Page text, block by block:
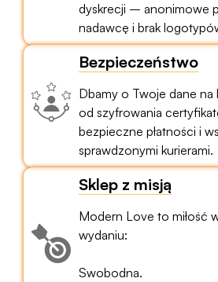
dyskrecji – anonimowe
nadawcę i brak
Bezpieczeństwo
Dbamy o Twoje dane
od szyfrowania
bezpieczne płatności i
sprawdzonymi kurierami.
Sklep z misją
Modern Love to miłość
wydaniu:
Swobodna.